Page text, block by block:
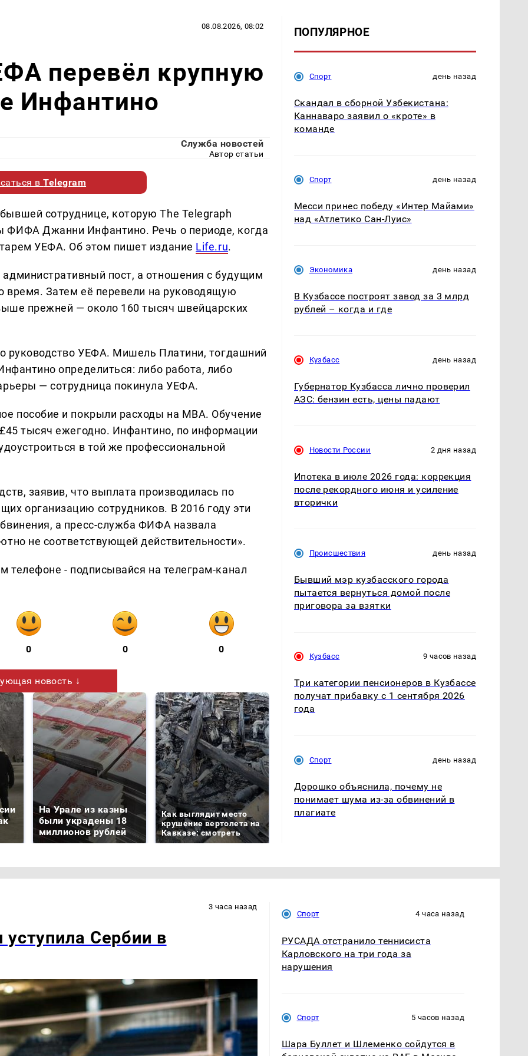
08.08.2026, 08:02
перевёл крупную
Инфантино
Служба новостей
Автор статьи
вTelegram
сотруднице, которую The Telegraph
ФИФА Джанни Инфантино. Речь о периоде, когда
УЕФА. Об этом пишет издание Life.ru.
пост, а отношения с будущим
время. Затем её перевели на руководящую
прежней — около 160 тысяч швейцарских
руководство УЕФА. Мишель Платини, тогдашний
определиться: либо работа, либо
— сотрудница покинула УЕФА.
пособие и покрыли расходы на MBA. Обучение
тысяч ежегодно. Инфантино, по информации
в той же профессиональной
заявив, что выплата производилась по
организацию сотрудников. В 2016 году эти
а пресс-служба ФИФА назвала
не соответствующей действительности».
телефоне - подписывайся на телеграм-канал
0 0 0
новость ↓
На Урале из казны
были украдены 18
миллионов рублей
Как выглядит место
крушение вертолета на
Кавказе: смотреть
Не ешьте эту
готовую еду из
ПОПУЛЯРНОЕ
Спорт день назад
Скандал в сборной Узбекистана:
Каннаваро заявил о «кроте» в
команде
Спорт день назад
Месси принес победу «Интер Майами»
над «Атлетико Сан-Луис»
Экономика день назад
В Кузбассе построят завод за 3 млрд
рублей – когда и где
Кузбасс день назад
Губернатор Кузбасса лично проверил
АЗС: бензин есть, цены падают
Новости России 2 дня назад
Ипотека в июле 2026 года: коррекция
после рекордного июня и усиление
вторички
Происшествия день назад
Бывший мэр кузбасского города
пытается вернуться домой после
приговора за взятки
Кузбасс 9 часов назад
Три категории пенсионеров в Кузбассе
получат прибавку с 1 сентября 2026
года
Спорт день назад
Дорошко объяснила, почему не
понимает шума из-за обвинений в
плагиате
3 часа назад
Сербии в
Спорт 4 часа назад
РУСАДА отстранило теннисиста
Карловского на три года за
нарушения
Спорт 5 часов назад
Шара Буллет и Шлеменко сойдутся в